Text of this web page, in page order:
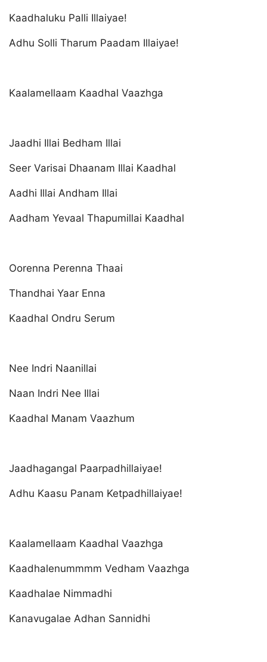
Kaadhaluku Palli Illaiyae!
Adhu Solli Tharum Paadam Illaiyae!
Kaalamellaam Kaadhal Vaazhga
Jaadhi Illai Bedham Illai
Seer Varisai Dhaanam Illai Kaadhal
Aadhi Illai Andham Illai
Aadham Yevaal Thapumillai Kaadhal
Oorenna Perenna Thaai
Thandhai Yaar Enna
Kaadhal Ondru Serum
Nee Indri Naanillai
Naan Indri Nee Illai
Kaadhal Manam Vaazhum
Jaadhagangal Paarpadhillaiyae!
Adhu Kaasu Panam Ketpadhillaiyae!
Kaalamellaam Kaadhal Vaazhga
Kaadhalenummmm Vedham Vaazhga
Kaadhalae Nimmadhi
Kanavugalae Adhan Sannidhi